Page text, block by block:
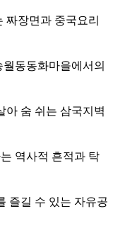
짜장면과 중국요리
동동화마을에서의
아 숨 쉬는 삼국지벽
역사적 흔적과 탁
즐길 수 있는 자유공